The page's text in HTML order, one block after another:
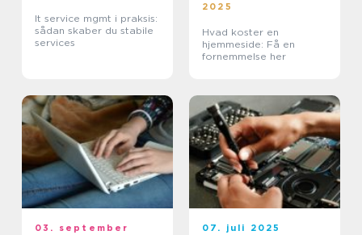
It service mgmt i praksis:
sådan skaber du stabile
services
2025
Hvad koster en
hjemmeside: Få en
fornemmelse her
03. september
07. juli 2025